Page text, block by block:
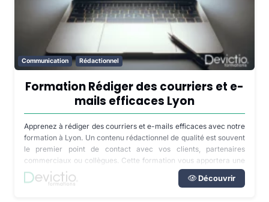
Communication Rédactionnel
Formation Rédiger des courriers et e-
mails efficaces Lyon
Apprenez à rédiger des courriers et e-mails efficaces avec notre
formation à Lyon. Un contenu rédactionnel de qualité est souvent
le premier point de contact avec vos clients, partenaires
commerciaux ou collègues. Cette formation vous apportera une
méthode et des techniques maîtrisées pour écrire de façon
Découvrir